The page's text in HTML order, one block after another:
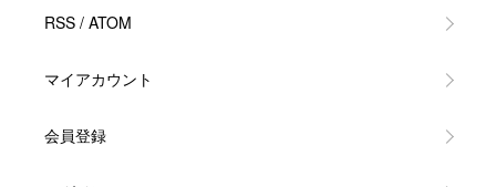
RSS / ATOM
マイアカウント
会員登録